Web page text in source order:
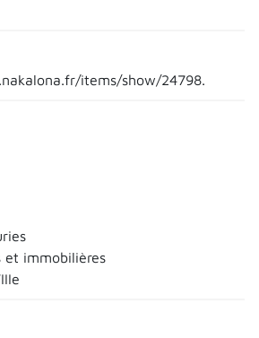
items/show/24798.
et immobilières